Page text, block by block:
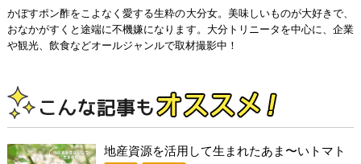
かぼすポン酢をこよなく愛する生粋の大分女。美味しいものが大好きで、
おなかがすくと途端に不機嫌になります。大分トリニータを中心に、企業
や観光、飲食などオールジャンルで取材撮影中！
地産資源を活用して生まれたあま〜いトマト